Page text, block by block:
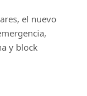
el nuevo
y block